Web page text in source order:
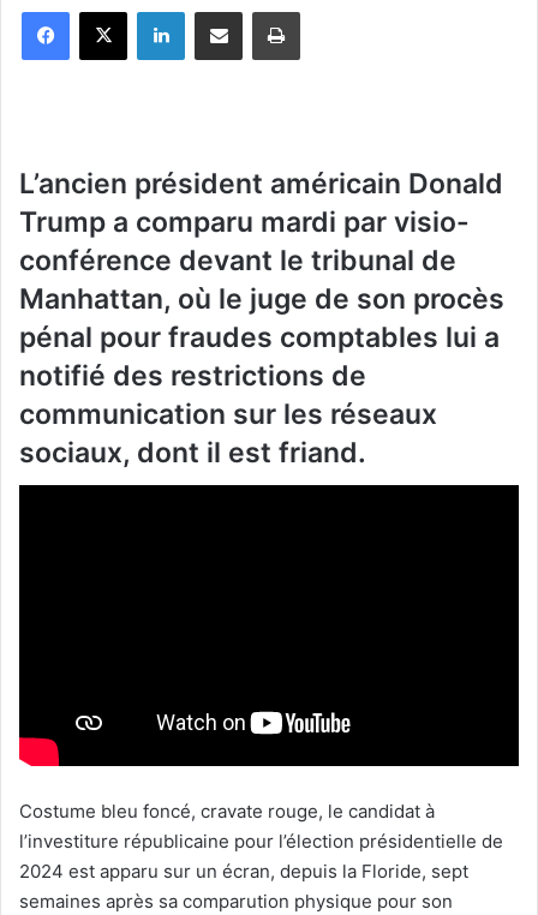
L’ancien président américain Donald
Trump a comparu mardi par visio-
conférence devant le tribunal de
Manhattan, où le juge de son procès
pénal pour fraudes comptables lui a
notifié des restrictions de
communication sur les réseaux
sociaux, dont il est friand.
Costume bleu foncé, cravate rouge, le candidat à
l’investiture républicaine pour l’élection présidentielle de
2024 est apparu sur un écran, depuis la Floride, sept
semaines après sa comparution physique pour son